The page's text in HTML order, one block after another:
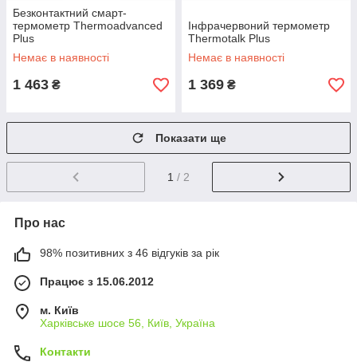
Безконтактний смарт-
термометр Thermoadvanced
Plus
Немає в наявності
1 463 ₴
Інфрачервоний термометр
Thermotalk Plus
Немає в наявності
1 369 ₴
Показати ще
1 / 2
Про нас
98% позитивних з 46 відгуків за рік
Працює з 15.06.2012
м. Київ
Харківське шосе 56, Київ, Україна
Контакти